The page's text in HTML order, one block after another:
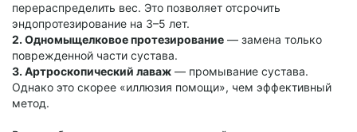
перераспределить вес. Это позволяет отсрочить
эндопротезирование на 3–5 лет.
2. Одномыщелковое протезирование — замена только
поврежденной части сустава.
3. Артроскопический лаваж — промывание сустава.
Однако это скорее «иллюзия помощи», чем эффективный
метод.